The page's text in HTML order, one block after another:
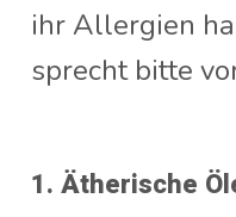
ihr Allergien
sprecht bitte
1. Ätherische